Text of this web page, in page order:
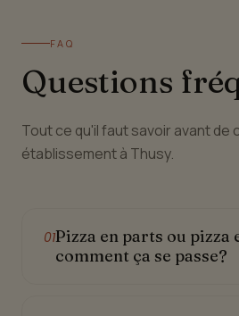
FAQ
Questions
Tout ce qu'il faut savoir avant de
établissement à Thusy.
01Pizza en parts ou pizza
comment ça se passe?